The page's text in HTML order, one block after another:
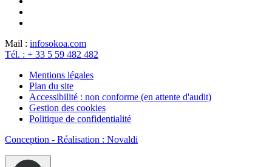
Mail : infosokoa.com
Tél. : + 33 5 59 482 482
Mentions légales
Plan du site
Accessibilité : non conforme (en attente d'audit)
Gestion des cookies
Politique de confidentialité
Conception - Réalisation : Novaldi